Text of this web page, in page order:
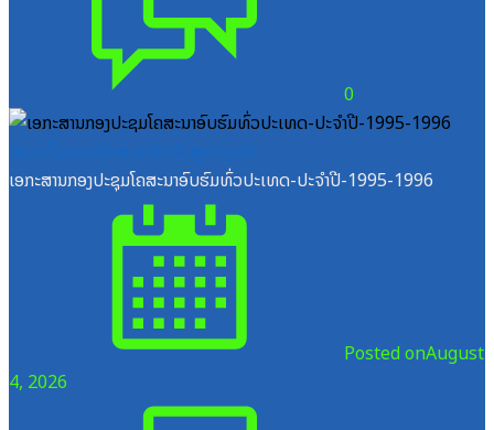
0
ເອກະສານກອງປະຊຸມໂຄສະນາອົບຮົມທົ່ວປະເທດ-ປະຈໍາປີ-1995-1996
Posted onAugust
4, 2026